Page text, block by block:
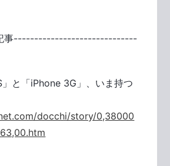
記事------------------------------
」と「iPhone 3G」、いま持つ
docchi/story/0,38000